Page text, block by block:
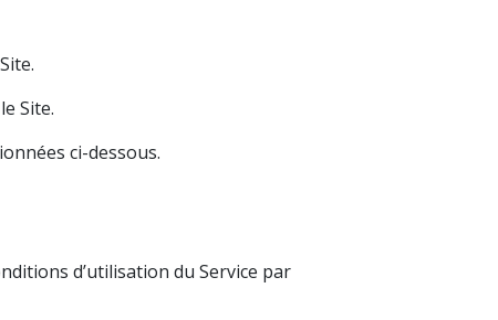
Site.
ci-dessous.
d’utilisation du Service par